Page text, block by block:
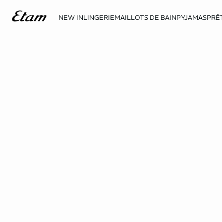
NEW INLINGERIEMAILLOTS DE BAINPYJAMAS